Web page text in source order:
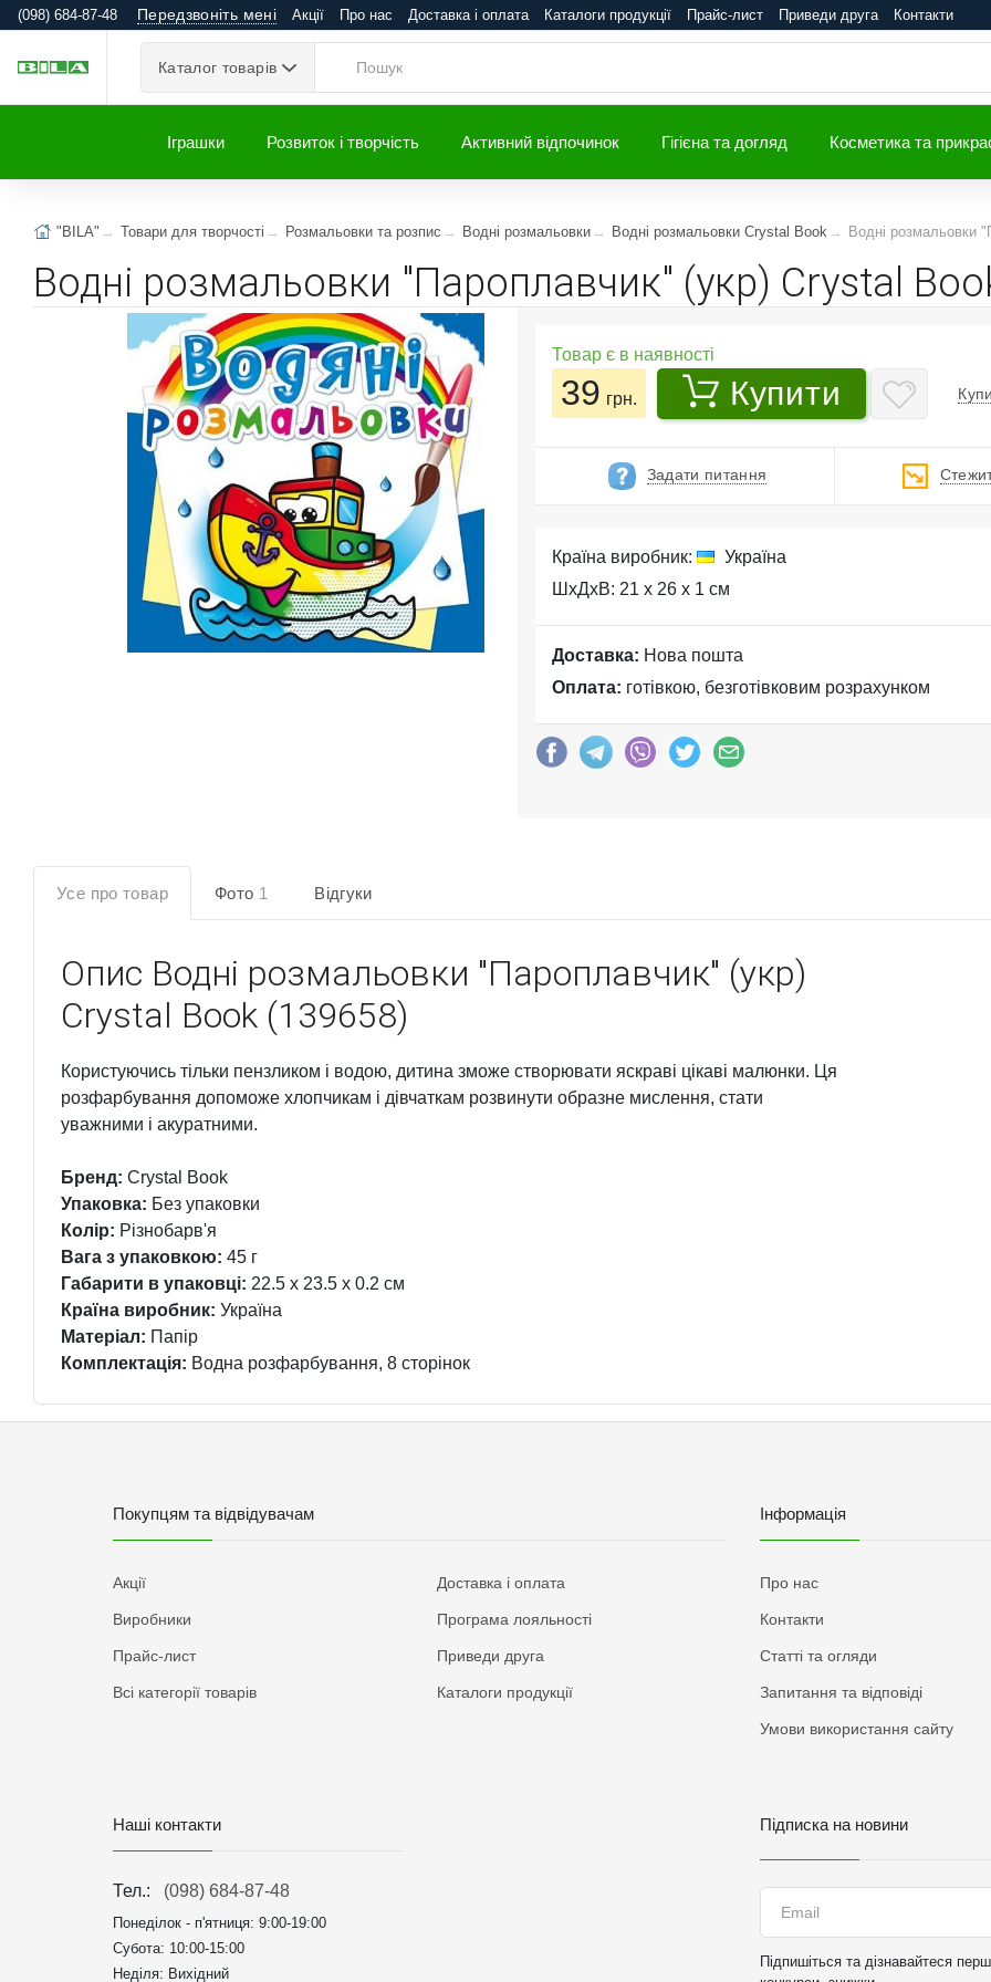
(098) 684-87-48 Передзвоніть мені Акції Про нас Доставка і оплата Каталоги продукції Прайс-лист Приведи друга Контакти
Каталог товарів
Іграшки Розвиток і творчість Активний відпочинок Гігієна та догляд Косметика та
"BILA" Товари для творчості Розмальовки та розпис Водні розмальовки Водні розмальовки Crystal Book Водні розмальовки
Водні розмальовки "Пароплавчик" (укр) Crystal
Товар є в наявності
39 грн. Купити
Задати питання
Країна виробник:
Україна
ШхДхВ: 21 x 26 x 1 см
Доставка: Нова пошта
Оплата: готівкою, безготівковим розрахунком
Усе про товар Фото 1 Відгуки
Опис Водні розмальовки "Пароплавчик" (укр)
Crystal Book (139658)
Користуючись тільки пензликом і водою, дитина зможе створювати яскраві цікаві малюнки. Ця
розфарбування допоможе хлопчикам і дівчаткам розвинути образне мислення, стати
уважними і акуратними.
Бренд: Crystal Book
Упаковка: Без упаковки
Колір: Різнобарв'я
Вага з упаковкою: 45 г
Габарити в упаковці: 22.5 x 23.5 x 0.2 см
Країна виробник: Україна
Матеріал: Папір
Комплектація: Водна розфарбування, 8 сторінок
Покупцям та відвідувачам
Акції
Виробники
Прайс-лист
Всі категорії товарів
Доставка і оплата
Програма лояльності
Приведи друга
Каталоги продукції
Інформація
Про нас
Контакти
Статті та огляди
Запитання та відповіді
Умови використання сайту
Наші контакти
Тел.: (098) 684-87-48
Понеділок - п'ятниця: 9:00-19:00
Субота: 10:00-15:00
Неділя: Вихідний
Підписка на новини
Підпишіться та дізнавайтеся